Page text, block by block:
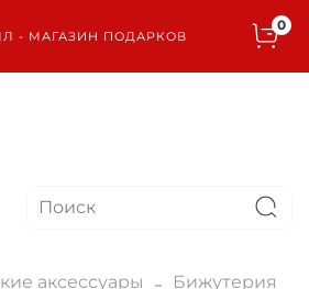
- МАГАЗИН ПОДАРКОВ
0
аксессуары Бижутерия